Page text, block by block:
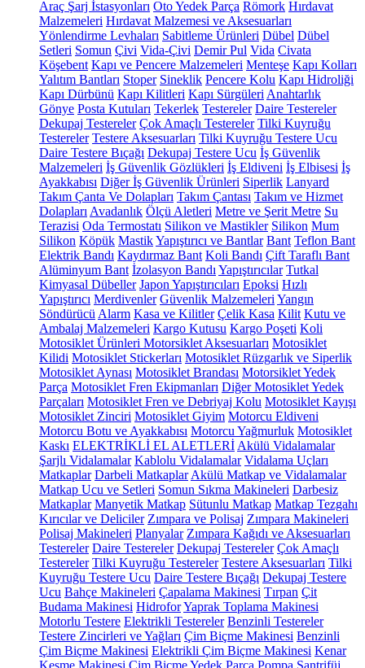
Araç Şarj İstasyonları Oto Yedek Parça Römork Hırdavat
Malzemeleri Hırdavat Malzemesi ve Aksesuarları
Yönlendirme Levhaları Sabitleme Ürünleri Dübel Dübel
Setleri Somun Çivi Vida-Çivi Demir Pul Vida Civata
Köşebent Kapı ve Pencere Malzemeleri Menteşe Kapı Kolları
Yalıtım Bantları Stoper Sineklik Pencere Kolu Kapı Hidroliği
Kapı Dürbünü Kapı Kilitleri Kapı Sürgüleri Anahtarlık
Gönye Posta Kutuları Tekerlek Testereler Daire Testereler
Dekupaj Testereler Çok Amaçlı Testereler Tilki Kuyruğu
Testereler Testere Aksesuarları Tilki Kuyruğu Testere Ucu
Daire Testere Bıçağı Dekupaj Testere Ucu İş Güvenlik
Malzemeleri İş Güvenlik Gözlükleri İş Eldiveni İş Elbisesi İş
Ayakkabısı Diğer İş Güvenlik Ürünleri Siperlik Lanyard
Takım Çanta Ve Dolapları Takım Çantası Takım ve Hizmet
Dolapları Avadanlık Ölçü Aletleri Metre ve Şerit Metre Su
Terazisi Oda Termostatı Silikon ve Mastikler Silikon Mum
Silikon Köpük MastikYapıştırıcı ve Bantlar Bant Teflon Bant
Elektrik Bandı Kaydırmaz Bant Koli Bandı Çift Taraflı Bant
Alüminyum Bant İzolasyon Bandı Yapıştırıcılar Tutkal
Kimyasal Dübeller Japon Yapıştırıcıları Epoksi Hızlı
Yapıştırıcı Merdivenler Güvenlik Malzemeleri Yangın
Söndürücü Alarm Kasa ve Kilitler Çelik Kasa Kilit Kutu ve
Ambalaj Malzemeleri Kargo Kutusu Kargo Poşeti Koli
Motosiklet Ürünleri Motorsiklet Aksesuarları Motosiklet
Kilidi Motosiklet Stickerları Motosiklet Rüzgarlık ve Siperlik
Motosiklet Aynası Motosiklet Brandası Motorsiklet Yedek
Parça Motosiklet Fren Ekipmanları Diğer Motosiklet Yedek
Parçaları Motosiklet Fren ve Debriyaj Kolu Motosiklet Kayışı
Motosiklet Zinciri Motosiklet Giyim Motorcu Eldiveni
Motorcu Botu ve Ayakkabısı Motorcu Yağmurluk Motosiklet
Kaskı ELEKTRİKLİ EL ALETLERİ Akülü Vidalamalar
Şarjlı Vidalamalar Kablolu Vidalamalar Vidalama Uçları
Matkaplar Darbeli Matkaplar Akülü Matkap ve Vidalamalar
Matkap Ucu ve Setleri Somun Sıkma Makineleri Darbesiz
Matkaplar Manyetik Matkap Sütunlu Matkap Matkap Tezgahı
Kırıcılar ve Deliciler Zımpara ve Polisaj Zımpara Makineleri
Polisaj Makineleri Planyalar Zımpara Kağıdı ve Aksesuarları
Testereler Daire Testereler Dekupaj Testereler Çok Amaçlı
Testereler Tilki Kuyruğu Testereler Testere Aksesuarları Tilki
Kuyruğu Testere Ucu Daire Testere Bıçağı Dekupaj Testere
Ucu Bahçe Makineleri Çapalama Makinesi Tırpan Çit
Budama Makinesi HidroforYaprak Toplama Makinesi
Motorlu Testere Elektrikli Testereler Benzinli Testereler
Testere Zincirleri ve Yağları Çim Biçme Makinesi Benzinli
Çim Biçme Makinesi Elektrikli Çim Biçme Makinesi Kenar
Kesme Makinesi Çim Biçme Yedek Parça Pompa Santrifüj